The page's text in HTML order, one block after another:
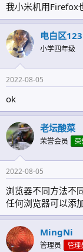
我小米机用Firefox
电白区123
小学四年级
2022-08-05
ok
老坛酸菜
荣誉会员 荣
2022-08-05
浏览器不同方法不
任何浏览器可以添
MingNi
管理员 管理